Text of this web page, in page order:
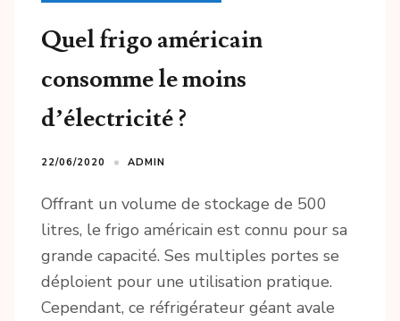
Quel frigo américain
consomme le moins
d’électricité ?
22/06/2020 ADMIN
Offrant un volume de stockage de 500
litres, le frigo américain est connu pour sa
grande capacité. Ses multiples portes se
déploient pour une utilisation pratique.
Cependant, ce réfrigérateur géant avale